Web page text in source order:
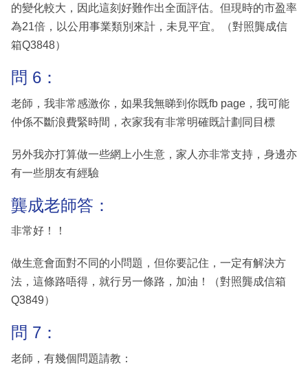
的變化較大，因此這刻好難作出全面評估。但現時的市盈率
為21倍，以公用事業類別來計，未見平宜。（對照龔成信
箱Q3848）
問 6：
老師，我非常感激你，如果我無睇到你既fb page，我可能
仲係不斷浪費緊時間，衣家我有非常明確既計劃同目標
另外我亦打算做一些網上小生意，家人亦非常支持，身邊亦
有一些朋友有經驗
龔成老師答：
非常好！！
做生意會面對不同的小問題，但你要記住，一定有解決方
法，這條路唔得，就行另一條路，加油！（對照龔成信箱
Q3849）
問 7：
老師，有幾個問題請教：